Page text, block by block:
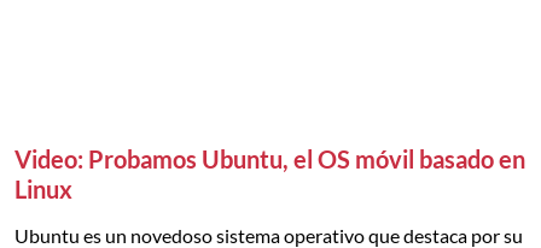
Video: Probamos Ubuntu, el OS móvil basado en
Linux
Ubuntu es un novedoso sistema operativo que destaca por su